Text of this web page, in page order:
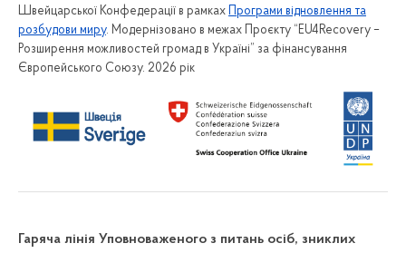
Швейцарської Конфедерації в рамках Програми відновлення та
розбудови миру. Модернізовано в межах Проєкту “EU4Recovery –
Розширення можливостей громад в Україні” за фінансування
Європейського Союзу. 2026 рік
Гаряча лінія Уповноваженого з питань осіб, зниклих